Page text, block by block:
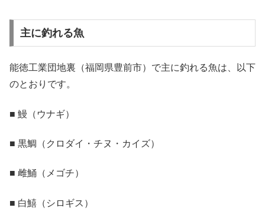
主に釣れる魚
能徳工業団地裏（福岡県豊前市）で主に釣れる魚は、以下
のとおりです。
■ 鰻（ウナギ）
■ 黒鯛（クロダイ・チヌ・カイズ）
■ 雌鯒（メゴチ）
■ 白鱚（シロギス）